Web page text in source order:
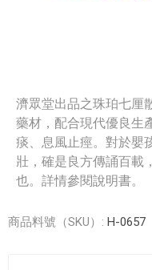
濟眾堂出品之珠珀七厘
藥材，配合現代優良生
痰、息風止痙。對於嬰
壯，確是良方傳誦百載
也。詳情參閱說明書。
商品料號（SKU）: H-0657